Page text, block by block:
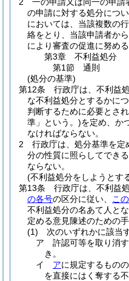
の申請に対する処分につ
においては、当該複数の
絡をとり、当該申請者か
により審査の促進に努める
第3章
不利益処分
第1節
通則
(処分の基準)
第12条
行政庁は、不利益
な不利益処分とするかに
判断するために必要とさ
準」という。)を定め、か
なければならない。
2
行政庁は、処分基準を
分の性質に照らしてでき
ならない。
(不利益処分をしようとす
第13条
行政庁は、不利益
の各号の区分に従い、 こ
不利益処分の名あて人と
定める意見陳述のための
(1)
次のいずれかに該
ア
許認可等を取り消
き。
イ
アに規定するもの
を直接にはく奪する